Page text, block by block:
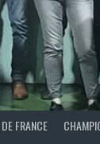
FRANCE